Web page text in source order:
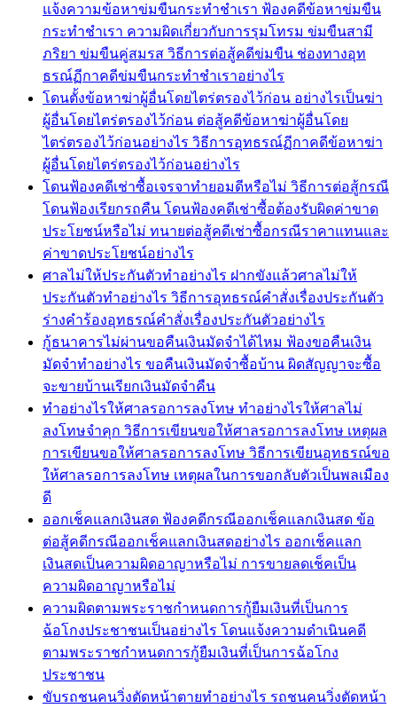
แจ้งความข้อหาข่มขืนกระทำชำเรา ฟ้องคดีข้อหาข่มขืน
กระทำชำเรา ความผิดเกี่ยวกับการรุมโทรม ข่มขืนสามี
ภริยา ข่มขืนคู่สมรส วิธีการต่อสู้คดีข่มขืน ช่องทางอุท
ธรณ์ฏีกาคดีข่มขืนกระทำชำเราอย่างไร
โดนตั้งข้อหาฆ่าผู้อื่นโดยไตร่ตรองไว้ก่อน อย่างไรเป็นฆ่า
ผู้อื่นโดยไตร่ตรองไว้ก่อน ต่อสู้คดีข้อหาฆ่าผู้อื่นโดย
ไตร่ตรองไว้ก่อนอย่างไร วิธีการอุทธรณ์ฏีกาคดีข้อหาฆ่า
ผู้อื่นโดยไตร่ตรองไว้ก่อนอย่างไร
โดนฟ้องคดีเช่าซื้อเจรจาทำยอมดีหรือไม่ วิธีการต่อสู้กรณี
โดนฟ้องเรียกรถคืน โดนฟ้องคดีเช่าซื้อต้องรับผิดค่าขาด
ประโยชน์หรือไม่ ทนายต่อสู้คดีเช่าซื้อกรณีราคาแทนและ
ค่าขาดประโยชน์อย่างไร
ศาลไม่ให้ประกันตัวทำอย่างไร ฝากขังแล้วศาลไม่ให้
ประกันตัวทำอย่างไร วิธีการอุทธรณ์คำสั่งเรื่องประกันตัว
ร่างคำร้องอุทธรณ์คำสั่งเรื่องประกันตัวอย่างไร
กู้ธนาคารไม่ผ่านขอคืนเงินมัดจำได้ไหม ฟ้องขอคืนเงิน
มัดจำทำอย่างไร ขอคืนเงินมัดจำซื้อบ้าน ผิดสัญญาจะซื้อ
จะขายบ้านเรียกเงินมัดจำคืน
ทำอย่างไรให้ศาลรอการลงโทษ ทำอย่างไรให้ศาลไม่
ลงโทษจำคุก วิธีการเขียนขอให้ศาลรอการลงโทษ เหตุผล
การเขียนขอให้ศาลรอการลงโทษ วิธีการเขียนอุทธรณ์ขอ
ให้ศาลรอการลงโทษ เหตุผลในการขอกลับตัวเป็นพลเมือง
ดี
ออกเช็คแลกเงินสด ฟ้องคดีกรณีออกเช็คแลกเงินสด ข้อ
ต่อสู้คดีกรณีออกเช็คแลกเงินสดอย่างไร ออกเช็คแลก
เงินสดเป็นความผิดอาญาหรือไม่ การขายลดเช็คเป็น
ความผิดอาญาหรือไม่
ความผิดตามพระราชกำหนดการกู้ยืมเงินที่เป็นการ
ฉ้อโกงประชาชนเป็นอย่างไร โดนแจ้งความดำเนินคดี
ตามพระราชกำหนดการกู้ยืมเงินที่เป็นการฉ้อโกง
ประชาชน
ขับรถชนคนวิ่งตัดหน้าตายทำอย่างไร รถชนคนวิ่งตัดหน้า